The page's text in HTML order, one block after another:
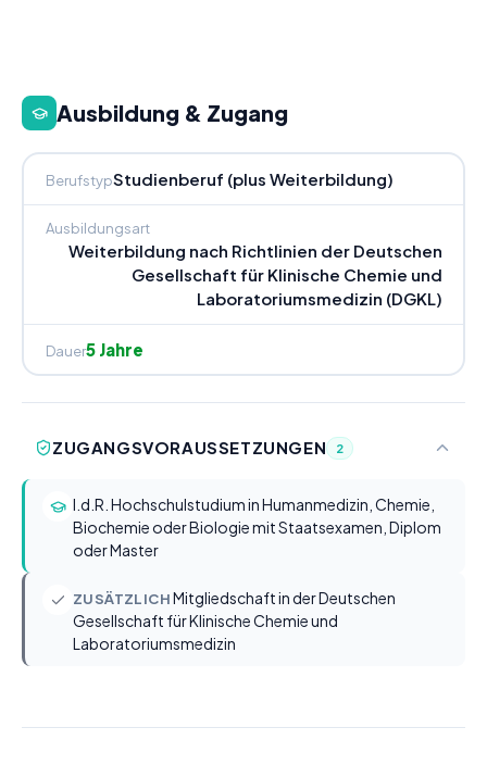
Ausbildung & Zugang
BerufstypStudienberuf (plus Weiterbildung)
Ausbildungsart
Weiterbildung nach Richtlinien der Deutschen
Gesellschaft für Klinische Chemie und
Laboratoriumsmedizin (DGKL)
Dauer5 Jahre
ZUGANGSVORAUSSETZUNGEN 2
I.d.R. Hochschulstudium in Humanmedizin, Chemie,
Biochemie oder Biologie mit Staatsexamen, Diplom
oder Master
ZUSÄTZLICHMitgliedschaft in der Deutschen
Gesellschaft für Klinische Chemie und
Laboratoriumsmedizin